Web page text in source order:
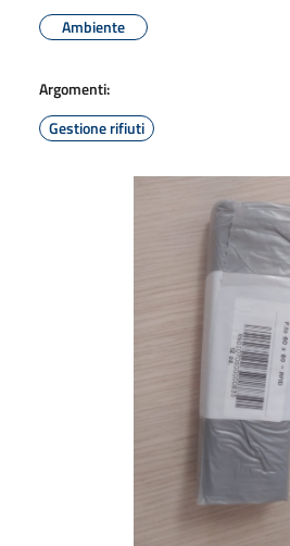
Ambiente
Argomenti:
Gestione rifiuti